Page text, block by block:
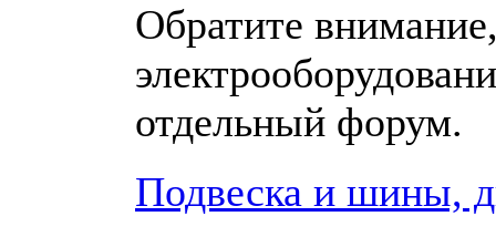
Обратите
отдельный форум.
Подвеска и шины,